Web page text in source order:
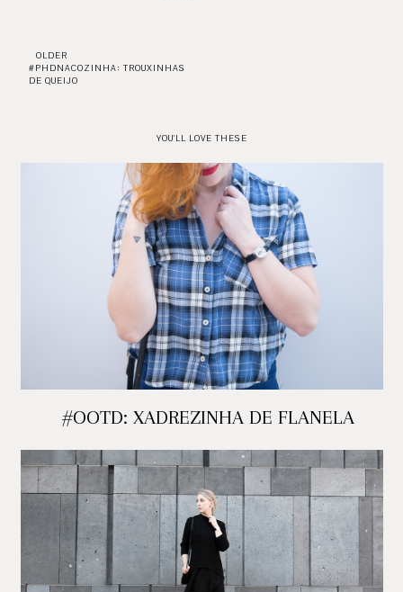
OLDER
#PHDNACOZINHA: TROUXINHAS
DE QUEIJO
YOU'LL LOVE THESE
#OOTD: XADREZINHA DE FLANELA